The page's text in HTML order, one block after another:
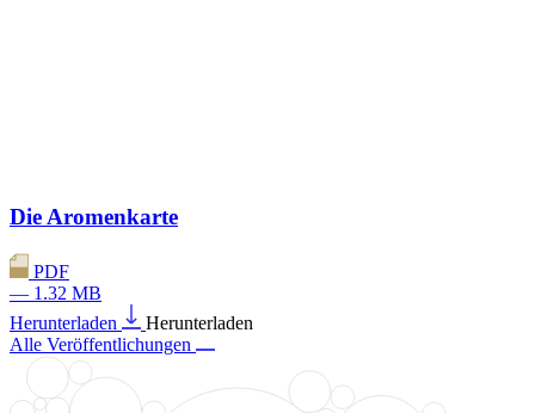
Die Aromenkarte
PDF
— 1.32 MB
Herunterladen
Herunterladen
Alle Veröffentlichungen